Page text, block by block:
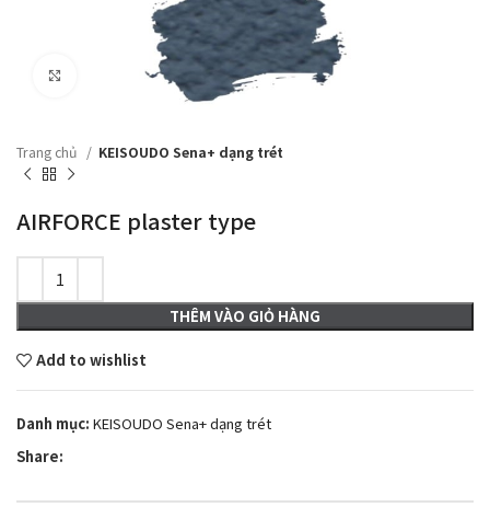
Click to enlarge
Trang chủ KEISOUDO Sena+ dạng trét
AIRFORCE plaster type
THÊM VÀO GIỎ HÀNG
Add to wishlist
Danh mục: KEISOUDO Sena+ dạng trét
Share: